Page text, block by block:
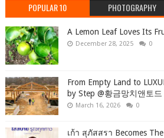
POPULAR 10 PHOTOGRAPHY
A Lemon Leaf Loves Its
December 28, 2025 0
From Empty Land to
by Step ‪@황금망치앤토드
March 16, 2026 0
เก้า สุภัสสรา Becomes